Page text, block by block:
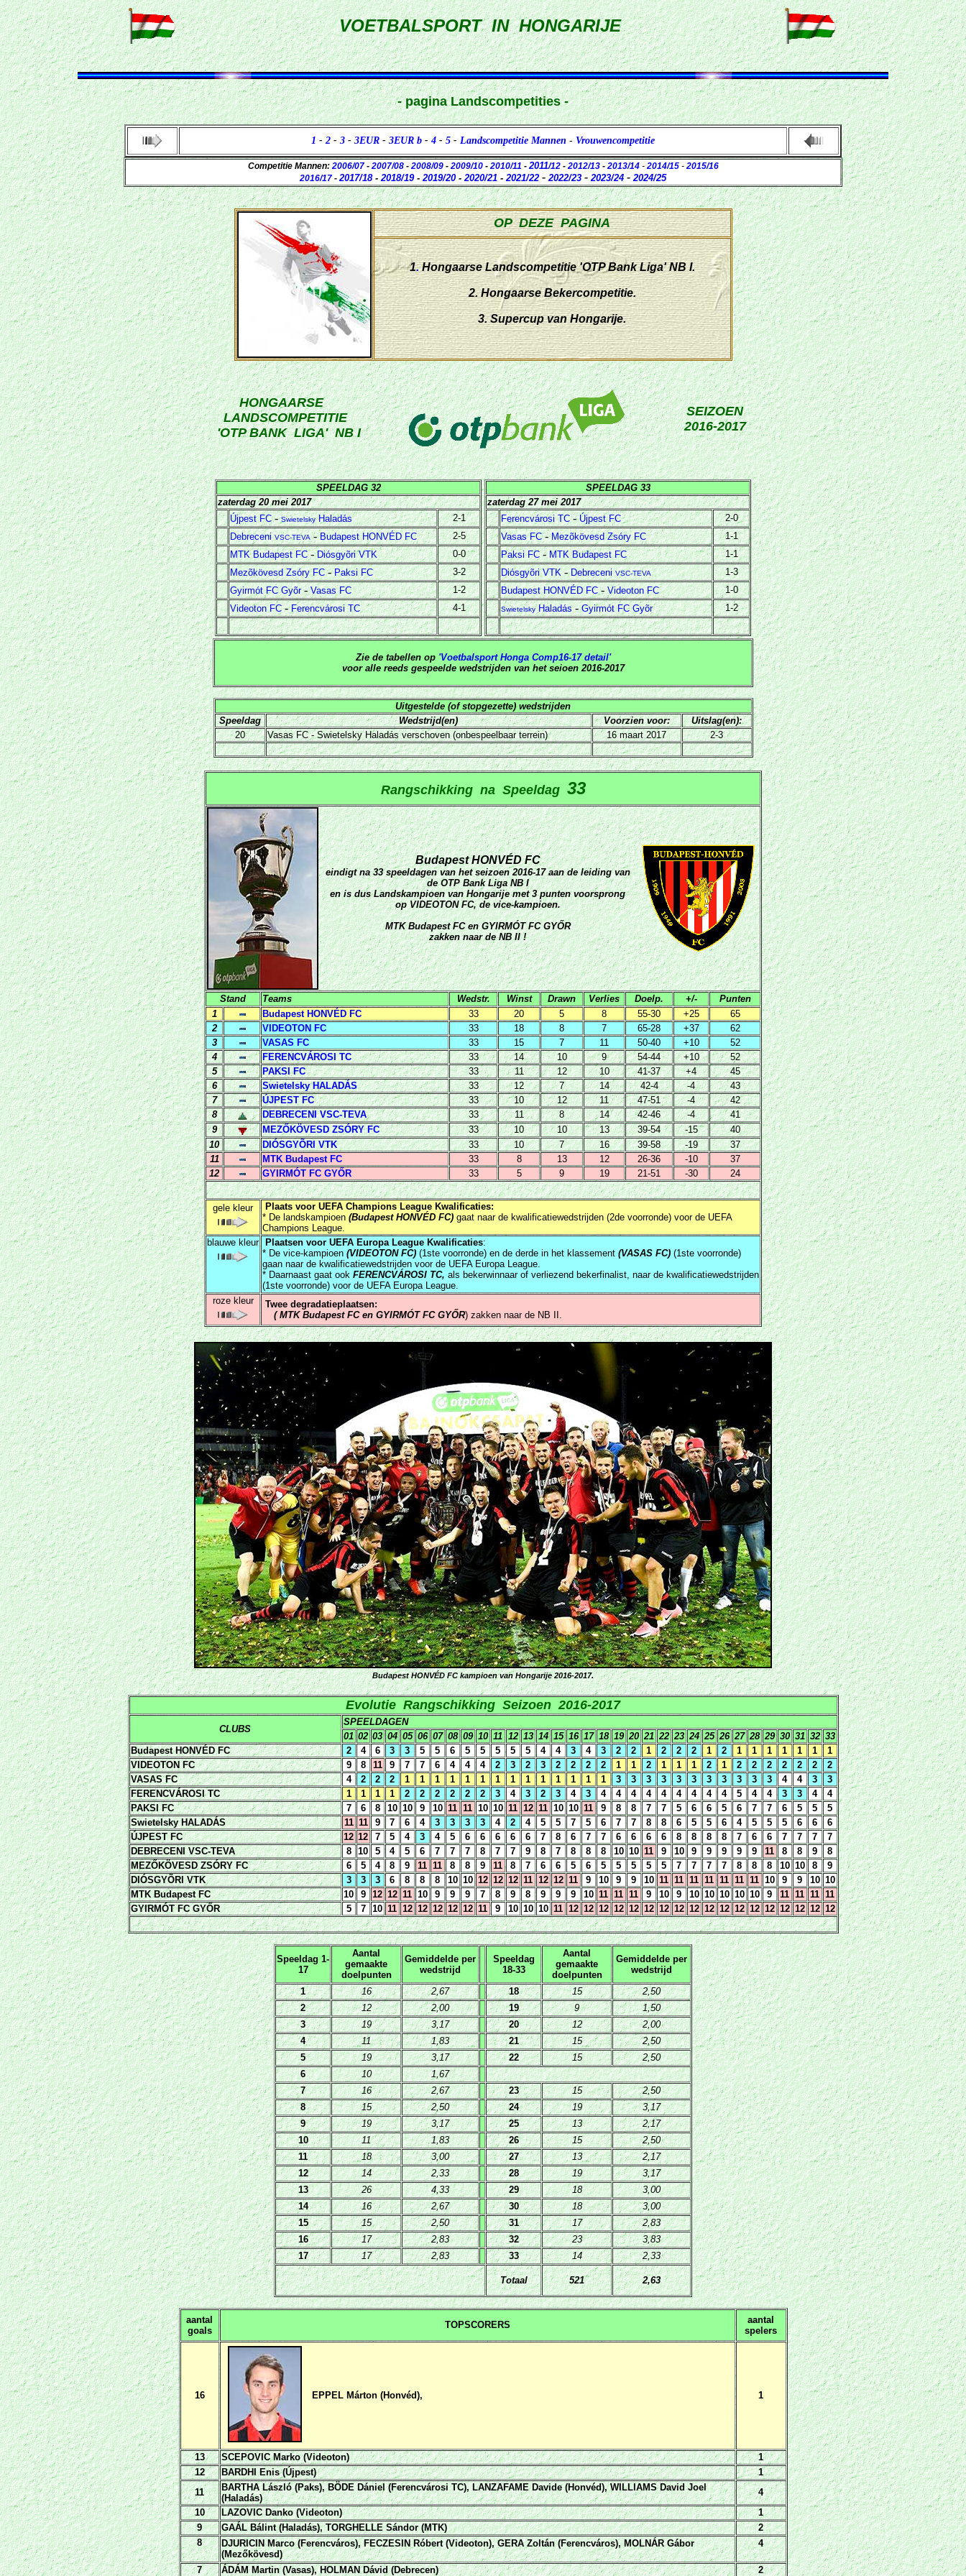
VOETBALSPORT IN HONGARIJE
- pagina Landscompetities -
1 - 2 - 3 - 3EUR - 3EUR b -4 - 5 - Landscompetitie Mannen - Vrouwencompetitie
Competitie Mannen:2006/07-2007/08-2008/09-2009/10-2010/11 -2011/12-2012/13 -2013/14-2014/15-2015/16
2016/17 -2017/18- 2018/19- 2019/20 - 2020/21 - 2021/22 - 2022/23 - 2023/24 - 2024/25
OP DEZE PAGINA
1.Hongaarse Landscompetitie 'OTP Bank Liga' NB I.
2.Hongaarse Bekercompetitie.
3.Supercup van Hongarije.
HONGAARSE
LANDSCOMPETITIE
'OTP BANK LIGA' NB I
SEIZOEN
2016-2017
SPEELDAG 32
zaterdag 20 mei 2017
Újpest FC-Swietelsky Haladás
2-1
DebreceniVSC-TEVA-Budapest HONVÉD FC
2-5
MTK Budapest FC-Diósgyõri VTK
0-0
Mezõkövesd Zsóry FC-Paksi FC
3-2
Gyirmót FC Gyõr-Vasas FC
1-2
Videoton FC-Ferencvárosi TC 4-1
SPEELDAG 33
zaterdag 27 mei 2017
Ferencvárosi TC-Újpest FC
2-0
Vasas FC-Mezõkövesd Zsóry FC
1-1
Paksi FC-MTK Budapest FC
1-1
Diósgyõri VTK- DebreceniVSC-TEVA
1-3
Budapest HONVÉD FC-Videoton FC 1-0
Swietelsky Haladás-Gyirmót FC Gyõr 1-2
Zie de tabellen op 'Voetbalsport Honga Comp16-17 detail'
voor alle reeds gespeelde wedstrijden van het seioen 2016-2017
Uitgestelde (of stopgezette) wedstrijden
Speeldag
Wedstrijd(en) Voorzien voor:
Uitslag(en):
20
Vasas FC - Swietelsky Haladás verschoven (onbespeelbaar terrein) 16 maart 2017 2-3
Rangschikking na Speeldag 33
Budapest HONVÉD FC
eindigt na 33 speeldagen van het seizoen 2016-17 aan de leiding van
de OTP Bank Liga NB I
en is dus Landskampioen van Hongarije met 3 punten voorsprong
op VIDEOTON FC, de vice-kampioen.
MTK Budapest FC en GYIRMÓT FC GYŐR
zakken naar de NB II !
Stand Teams Wedstr. Winst Drawn Verlies Doelp. +/-
Punten
1
Budapest HONVÉD FC 33 20 5 8 55-30 +25
65
2
VIDEOTON FC 33 18 8 7 65-28 +37
62
3
VASAS FC 33 15 7 11 50-40 +10
52
4
FERENCVÁROSI TC 33 14 10 9 54-44 +10
52
5
PAKSI FC 33 11 12 10 41-37 +4
45
6
Swietelsky HALADÁS 33 12 7 14 42-4 -4
43
7
ÚJPEST FC 33 10 12 11 47-51 -4
42
8
DEBRECENIVSC-TEVA 33 11 8 14 42-46 -4
41
9
MEZŐKÖVESD ZSÓRY FC 33 10 10 13 39-54 -15
40
10
DIÓSGYÕRI VTK 33 10 7 16 39-58 -19
37
11
MTK Budapest FC 33 8 13 12 26-36 -10
37
12
GYIRMÓT FC GYŐR 33 5 9 19 21-51 -30 24
gele kleur
Plaats voor UEFA Champions League Kwalificaties:
* De landskampioen (Budapest HONVÉD FC) gaat naar de kwalificatiewedstrijden (2de voorronde) voor de UEFA
Champions League.
blauwe kleur
P laatsen voor UEFA Europa League Kwalificaties:
* De vice-kampioen (VIDEOTON FC) (1ste voorronde) en de derde in het klassement (VASAS FC) (1ste voorronde)
gaan naar de kwalificatiewedstrijden voor de UEFA Europa League.
* Daarnaast gaat ook FERENCVÁROSI TC, als bekerwinnaar of verliezend bekerfinalist, naar de kwalificatiewedstrijden
(1ste voorronde) voor de UEFA Europa League.
roze kleur
Twee degradatieplaatsen:
( MTK Budapest FC en GYIRMÓT FC GYŐR) zakken naar de NB II.
Budapest HONVÉD FC kampioen van Hongarije 2016-2017.
Evolutie Rangschikking Seizoen 2016-2017
CLUBS
SPEELDAGEN
01 02 03 04 05 06 07 08 09 10 11 12 13 14 15 16 17 18 19 20 21 22 23 24 25 26 27 28 29 30 31 32 33
Budapest HONVÉD FC
2 4 6 3 3 5 5 6 5 5 5 5 5 4 4 3 4 3 2 2 1 2 2 2 1 2 1 1 1 1 1 1
1
VIDEOTON FC
9 8 11 9 7 7 6 4 4 4 2 3 2 3 2 2 2 2 1 1 2 1 1 1 2 1 2 2 2 2 2 2
2
VASAS FC
4 2 2 2 1 1 1 1 1 1 1 1 1 1 1 1 1 1 3 3 3 3 3 3 3 3 3 3 3 4 4 3
3
FERENCVÁROSI TC
1 1 1 1 2 2 2 2 2 2 3 4 3 2 3 4 3 4 4 4 4 4 4 4 4 4 5 4 4 3 3 4
4
PAKSI FC
7 6 8 10 10 9 10 11 11 10 10 11 12 11 10 10 11 9 8 8 7 7 5 6 6 5 6 7 7 6 5 5
5
Swietelsky HALADÁS
11 11 9 7 6 4 3 3 3 3 4 2 4 5 5 7 5 6 7 7 8 8 6 5 5 6 4 5 5 5 6 6
6
ÚJPEST FC
12 12 7 5 4 3 4 5 6 6 6 6 6 7 8 6 7 7 6 6 6 6 8 8 8 8 7 6 6 7 7 7
7
DEBRECENIVSC-TEVA 8 10 5 4 5 6 7 7 7 8 7 7 9 8 7 8 8 8 10 10 11 9 10 9 9 9 9 9 11 8 8 9
8
MEZŐKÖVESD ZSÓRY FC
6 5 4 8 9 11 11 8 8 9 11 8 7 6 6 5 6 5 5 5 5 5 7 7 7 7 8 8 8 10 10 8
9
DIÓSGYÕRI VTK
3 3 3 6 8 8 8 10 10 12 12 12 11 12 12 11 9 10 9 9 10 11 11 11 11 11 11 11 10 9 9 10 10
MTK Budapest FC
10 9 12 12 11 10 9 9 9 7 8 9 8 9 9 9 10 11 11 11 9 10 9 10 10 10 10 10 9 11 11 11 11
GYIRMÓT FC GYŐR
5 7 10 11 12 12 12 12 12 11 9 10 10 10 11 12 12 12 12 12 12 12 12 12 12 12 12 12 12 12 12 12 12
Speeldag 1-
17
Aantal
gemaakte
doelpunten
Gemiddelde per
wedstrijd
Speeldag
18-33
Aantal
gemaakte
doelpunten
Gemiddelde per
wedstrijd
1
16 2,67 18 15
2,50
2
12 2,00 19 9
1,50
3
19 3,17 20 12
2,00
4
11 1,83 21 15
2,50
5
19 3,17 22 15
2,50
6
10
1,67
7
16 2,67 23 15
2,50
8
15 2,50 24 19
3,17
9
19 3,17 25 13
2,17
10
11 1,83 26 15
2,50
11
18 3,00 27 13
2,17
12
14 2,33 28 19
3,17
13
26 4,33 29 18
3,00
14
16 2,67 30 18
3,00
15
15 2,50 31 17
2,83
16
17 2,83 32 23
3,83
17
17 2,83 33 14 2,33
Totaal 521 2,63
aantal
goals
TOPSCORERS
aantal
spelers
16 EPPEL Márton (Honvéd), 1
13 SCEPOVIC Marko (Videoton)
1
12
BARDHI Enis (Újpest)
1
11
BARTHA László (Paks),BÖDE Dániel (Ferencvárosi TC),LANZAFAME Davide (Honvéd),WILLIAMS David Joel
(Haladás)
4
10
LAZOVIC Danko (Videoton)
1
9
GAÁL Bálint (Haladás),TORGHELLE Sándor (MTK)
2
8
DJURICIN Marco (Ferencváros), FECZESIN Róbert (Videoton), GERA Zoltán (Ferencváros), MOLNÁR Gábor
(Mezőkövesd)
4
7 ÁDÁM Martin (Vasas), HOLMAN Dávid (Debrecen) 2